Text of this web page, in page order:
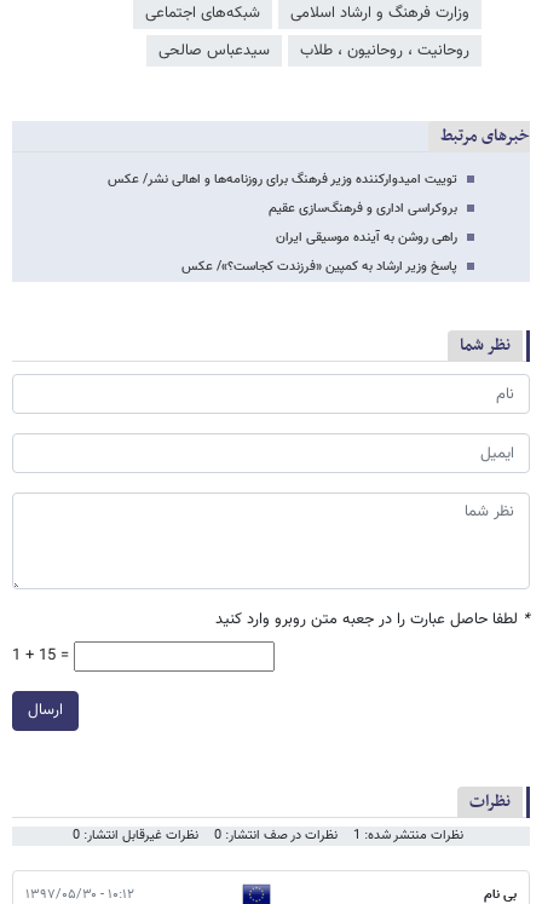
وزارت فرهنگ و ارشاد اسلامی
شبکه‌‌های اجتماعی
روحانیت ، روحانیون ، طلاب
سیدعباس صالحی
خبرهای مرتبط
توییت امیدوارکننده وزیر فرهنگ برای روزنامه‌ها و اهالی نشر/ عکس
بروکراسی اداری و فرهنگ‌سازی عقیم
راهی روشن به آینده موسیقی ایران
پاسخ وزیر ارشاد به کمپین «فرزندت کجاست؟»/ عکس
نظر شما
* لطفا حاصل عبارت را در جعبه متن روبرو وارد کنید
1 + 15 =
ارسال
نظرات
نظرات منتشر شده: 1 نظرات در صف انتشار: 0 نظرات غیرقابل انتشار: 0
بی نام ۱۰:۱۲ - ۱۳۹۷/۰۵/۳۰